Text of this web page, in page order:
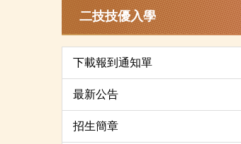
二技技優入學
下載報到通知單
最新公告
招生簡章